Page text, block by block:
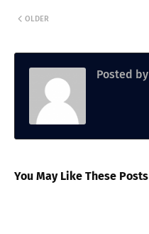
OLDER
Posted by
You May Like These Posts